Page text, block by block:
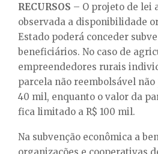
RECURSOS – O projeto de lei
observada a disponibilidade
Estado poderá conceder
beneficiários. No caso de
empreendedores rurais
parcela não reembolsável não
40 mil, enquanto o valor da
fica limitado a R$ 100 mil.
Na subvenção econômica a
organizações e cooperativas